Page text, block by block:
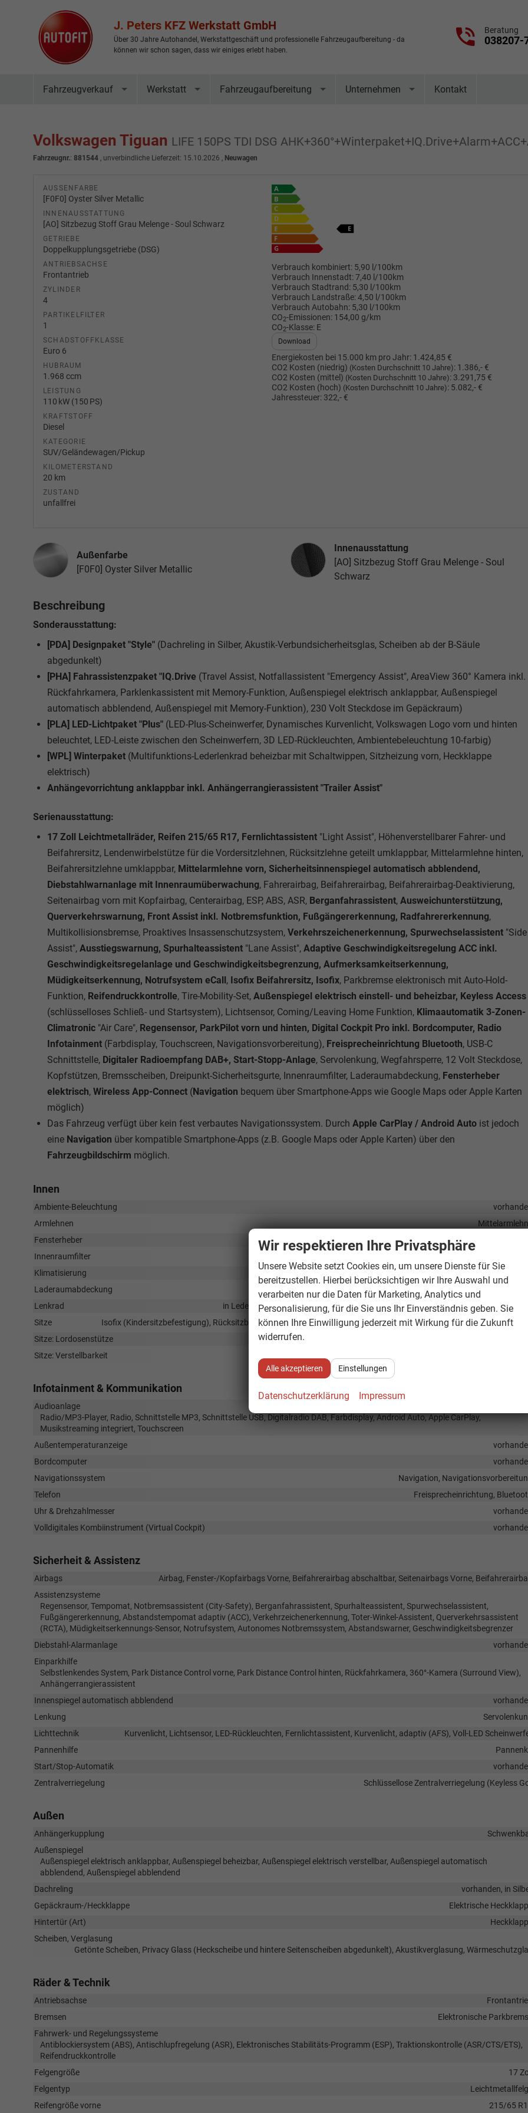
J. Peters KFZ Werkstatt GmbH
Über 30 Jahre Autohandel, Werkstattgeschäft und professionelle Fahrzeugaufbereitung - da
können wir schon sagen, dass wir einiges erlebt haben.
Beratung
038207-
Fahrzeugverkauf Werkstatt Fahrzeugaufbereitung Unternehmen Kontakt
Volkswagen Tiguan LIFE 150PS TDI DSG
Fahrzeugnr.: 881544 , unverbindliche Lieferzeit: 15.10.2026 , Neuwagen
AUSSENFARBE
[F0F0] Oyster Silver Metallic
INNENAUSSTATTUNG
[AO] Sitzbezug Stoff Grau Melenge - Soul Schwarz
GETRIEBE
Doppelkupplungsgetriebe (DSG)
ANTRIEBSACHSE
Frontantrieb
ZYLINDER
4
PARTIKELFILTER
1
SCHADSTOFFKLASSE
Euro 6
HUBRAUM
1.968 ccm
LEISTUNG
110 kW (150 PS)
KRAFTSTOFF
Diesel
KATEGORIE
SUV/Geländewagen/Pickup
KILOMETERSTAND
20 km
ZUSTAND
unfallfrei
Verbrauch kombiniert: 5,90 l/100km
Verbrauch Innenstadt:7,40 l/100km
Verbrauch Stadtrand: 5,30 l/100km
Verbrauch Landstraße:4,50 l/100km
Verbrauch Autobahn: 5,30 l/100km
CO2-Emissionen: 154,00 g/km
CO2-Klasse: E
Download
Energiekosten bei 15.000 km pro Jahr: 1.424,85 €
CO2 Kosten (niedrig) (Kosten Durchschnitt 10 Jahre): 1.386,- €
CO2 Kosten (mittel) (Kosten Durchschnitt 10 Jahre): 3.291,75 €
CO2 Kosten (hoch) (Kosten Durchschnitt 10 Jahre): 5.082,- €
Jahressteuer: 322,- €
Außenfarbe
[F0F0] Oyster Silver Metallic
InnenausstattungInnenausstattung
[AO] Sitzbezug Stoff Grau Melenge - Soul
Schwarz
Beschreibung
Sonderausstattung:
[PDA] Designpaket "Style" (Dachreling in Silber, Akustik-Verbundsicherheitsglas, Scheiben ab der B-Säule
abgedunkelt)
[PHA] Fahrassistenzpaket "IQ.Drive (Travel Assist, Notfallassistent "Emergency Assist", AreaView 360° Kamera inkl.
Rückfahrkamera, Parklenkassistent mit Memory-Funktion, Außenspiegel elektrisch anklappbar, Außenspiegel
automatisch abblendend, Außenspiegel mit Memory-Funktion), 230 Volt Steckdose im Gepäckraum)
[PLA] LED-Lichtpaket "Plus" (LED-Plus-Scheinwerfer, Dynamisches Kurvenlicht, Volkswagen Logo vorn und hinten
beleuchtet, LED-Leiste zwischen den Scheinwerfern, 3D LED-Rückleuchten, Ambientebeleuchtung 10-farbig)
[WPL] Winterpaket (Multifunktions-Lederlenkrad beheizbar mit Schaltwippen, Sitzheizung vorn, Heckklappe
elektrisch)
Anhängevorrichtung anklappbar inkl. Anhängerrangierassistent "Trailer Assist"
Serienausstattung:
17 Zoll Leichtmetallräder, Reifen 215/65 R17, Fernlichtassistent "Light Assist", Höhenverstellbarer Fahrer- und
Beifahrersitz, Lendenwirbelstütze für die Vordersitzlehnen, Rücksitzlehne geteilt umklappbar, Mittelarmlehne hinten,
Beifahrersitzlehne umklappbar, Mittelarmlehne vorn, Sicherheitsinnenspiegel automatisch abblendend,
Diebstahlwarnanlage mit Innenraumüberwachung, Fahrerairbag, Beifahrerairbag, Beifahrerairbag-Deaktivierung,
Seitenairbag vorn mit Kopfairbag, Centerairbag, ESP, ABS, ASR, Berganfahrassistent, Ausweichunterstützung,
Querverkehrswarnung, Front Assist inkl. Notbremsfunktion, Fußgängererkennung, Radfahrererkennung,
Multikollisionsbremse, Proaktives Insassenschutzsystem, Verkehrszeichenerkennung, Spurwechselassistent "Side
Assist", Ausstiegswarnung, Spurhalteassistent "Lane Assist", Adaptive Geschwindigkeitsregelung ACC inkl.
Geschwindigkeitsregelanlage und Geschwindigkeitsbegrenzung, Aufmerksamkeitserkennung,
Müdigkeitserkennung, Notrufsystem eCall, Isofix Beifahrersitz, Isofix, Parkbremse elektronisch mit Auto-Hold-
Funktion, Reifendruckkontrolle, Tire-Mobility-Set, Außenspiegel elektrisch einstell- und beheizbar, Keyless Access
(schlüsselloses Schließ- und Startsystem), Lichtsensor, Coming/Leaving Home Funktion, Klimaautomatik 3-Zonen-
Climatronic "Air Care", Regensensor, ParkPilot vorn und hinten, Digital Cockpit Pro inkl. Bordcomputer, Radio
Infotainment (Farbdisplay, Touchscreen, Navigationsvorbereitung), Freisprecheinrichtung Bluetooth, USB-C
Schnittstelle, Digitaler Radioempfang DAB+, Start-Stopp-Anlage, Servolenkung, Wegfahrsperre, 12 Volt Steckdose,
Kopfstützen, Bremsscheiben, Dreipunkt-Sicherheitsgurte, Innenraumfilter, Laderaumabdeckung, Fensterheber
elektrisch, Wireless App-Connect (Navigation bequem über Smartphone-Apps wie Google Maps oder Apple Karten
möglich)
Das Fahrzeug verfügt über kein fest verbautes Navigationssystem. Durch Apple CarPlay / Android Auto ist jedoch
eine Navigation über kompatible Smartphone-Apps (z.B. Google Maps oder Apple Karten) über den
Fahrzeugbildschirm möglich.
Innen
Ambiente-Beleuchtung
Armlehnen
Fensterheber
Innenraumfilter
Klimatisierung
Klimaautomatik, 3-Zonen-Klimaautomatik
Laderaumabdeckung
Lenkrad
in Leder, höhenverstellbar, mit Multifunktionen, mit Lenkradheizung, mit Schaltwippen
Sitze
Isofix (Kindersitzbefestigung), Rücksitzbank hinten geteilt, Sitzheizung, Isofix Beifahrersitz, Umklappbarer Beifahrersitz
Sitze: Lordosenstütze
Sitze: Verstellbarkeit
Infotainment & Kommunikation
Audioanlage
Radio/MP3-Player, Radio, Schnittstelle MP3, Schnittstelle USB, Digitalradio DAB, Farbdisplay, Android Auto, Apple CarPlay,
Musikstreaming integriert, Touchscreen
Außentemperaturanzeige
Bordcomputer
Navigationssystem
Navigation,
Telefon
Freisprecheinrichtung,
Uhr & Drehzahlmesser
Volldigitales Kombiinstrument (Virtual Cockpit)
Sicherheit & Assistenz
Airbags
Airbag, Fenster-/Kopfairbags Vorne, Beifahrerairbag abschaltbar, Seitenairbags Vorne,
Assistenzsysteme
Regensensor, Tempomat, Notbremsassistent (City-Safety), Berganfahrassistent, Spurhalteassistent, Spurwechselassistent,
Fußgängererkennung, Abstandstempomat adaptiv (ACC), Verkehrzeichenerkennung, Toter-Winkel-Assistent, Querverkehrsassistent
(RCTA), Müdigkeitserkennungs-Sensor, Notrufsystem, Autonomes Notbremssystem, Abstandswarner, Geschwindigkeitsbegrenzer
Diebstahl-Alarmanlage
Einparkhilfe
Selbstlenkendes System, Park Distance Control vorne, Park Distance Control hinten, Rückfahrkamera, 360°-Kamera (Surround View),
Anhängerrangierassistent
Innenspiegel automatisch abblendend
Lenkung
Lichttechnik
Kurvenlicht, Lichtsensor, LED-Rückleuchten, Fernlichtassistent, Kurvenlicht, adaptiv (AFS), Voll-LED
Pannenhilfe
Start/Stop-Automatik
Zentralverriegelung
Schlüssellose Zentralverriegelung (Keyless
Außen
Anhängerkupplung
Außenspiegel
Außenspiegel elektrisch anklappbar, Außenspiegel beheizbar, Außenspiegel elektrisch verstellbar, Außenspiegel automatisch
abblendend, Außenspiegel abblendend
Dachreling
vorhanden, in
Gepäckraum-/Heckklappe
Elektrische
Hintertür (Art)
Scheiben, Verglasung
Getönte Scheiben, Privacy Glass (Heckscheibe und hintere Seitenscheiben abgedunkelt), Akustikverglasung,
Räder & Technik
Antriebsachse
Bremsen
Elektronische
Fahrwerk- und Regelungssysteme
Antiblockiersystem (ABS), Antischlupfregelung (ASR), Elektronisches Stabilitäts-Programm (ESP), Traktionskontrolle (ASR/CTS/ETS),
Reifendruckkontrolle
Felgengröße
17
Felgentyp
Reifengröße vorne
215/65
Wir respektieren Ihre Privatsphäre
Unsere Website setzt Cookies ein, um unsere Dienste für Sie
bereitzustellen. Hierbei berücksichtigen wir Ihre Auswahl und
verarbeiten nur die Daten für Marketing, Analytics und
Personalisierung, für die Sie uns Ihr Einverständnis geben. Sie
können Ihre Einwilligung jederzeit mit Wirkung für die Zukunft
widerrufen.
Alle akzeptieren Einstellungen
Datenschutzerklärung Impressum